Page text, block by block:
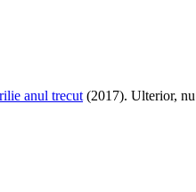
anul trecut (2017). Ulterior,